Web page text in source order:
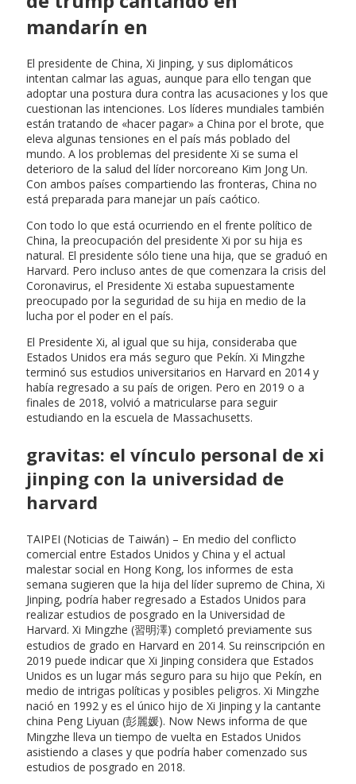
mandarín en
El presidente de China, Xi Jinping, y sus diplomáticos
intentan calmar las aguas, aunque para ello tengan que
adoptar una postura dura contra las acusaciones y los que
cuestionan las intenciones. Los líderes mundiales también
están tratando de «hacer pagar» a China por el brote, que
eleva algunas tensiones en el país más poblado del
mundo. A los problemas del presidente Xi se suma el
deterioro de la salud del líder norcoreano Kim Jong Un.
Con ambos países compartiendo las fronteras, China no
está preparada para manejar un país caótico.
Con todo lo que está ocurriendo en el frente político de
China, la preocupación del presidente Xi por su hija es
natural. El presidente sólo tiene una hija, que se graduó en
Harvard. Pero incluso antes de que comenzara la crisis del
Coronavirus, el Presidente Xi estaba supuestamente
preocupado por la seguridad de su hija en medio de la
lucha por el poder en el país.
El Presidente Xi, al igual que su hija, consideraba que
Estados Unidos era más seguro que Pekín. Xi Mingzhe
terminó sus estudios universitarios en Harvard en 2014 y
había regresado a su país de origen. Pero en 2019 o a
finales de 2018, volvió a matricularse para seguir
estudiando en la escuela de Massachusetts.
gravitas: el vínculo personal de xi
jinping con la universidad de
harvard
TAIPEI (Noticias de Taiwán) – En medio del conflicto
comercial entre Estados Unidos y China y el actual
malestar social en Hong Kong, los informes de esta
semana sugieren que la hija del líder supremo de China, Xi
Jinping, podría haber regresado a Estados Unidos para
realizar estudios de posgrado en la Universidad de
Harvard. Xi Mingzhe (習明澤) completó previamente sus
estudios de grado en Harvard en 2014. Su reinscripción en
2019 puede indicar que Xi Jinping considera que Estados
Unidos es un lugar más seguro para su hijo que Pekín, en
medio de intrigas políticas y posibles peligros. Xi Mingzhe
nació en 1992 y es el único hijo de Xi Jinping y la cantante
china Peng Liyuan (彭麗媛). Now News informa de que
Mingzhe lleva un tiempo de vuelta en Estados Unidos
asistiendo a clases y que podría haber comenzado sus
estudios de posgrado en 2018.